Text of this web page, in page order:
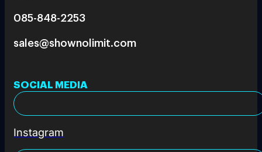
085-848-2253
sales@shownolimit.com
SOCIAL MEDIA
Instagram